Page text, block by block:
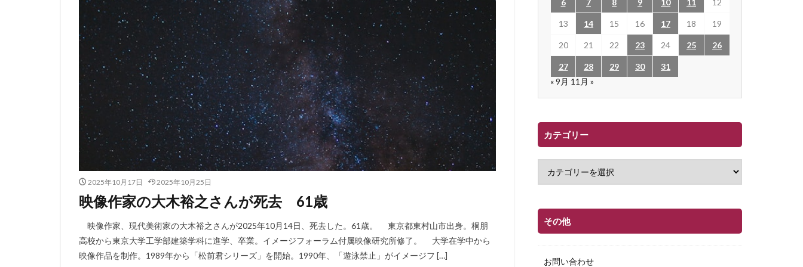
2025年10月17日 2025年10月25日
映像作家の大木裕之さんが死去 61歳
映像作家、現代美術家の大木裕之さんが2025年10月14日、死去した。61歳。 東京都東村山市出身。桐朋
高校から東京大学工学部建築学科に進学、卒業。イメージフォーラム付属映像研究所修了。 大学在学中から
映像作品を制作。1989年から「松前君シリーズ」を開始。1990年、「遊泳禁止」がイメージフ […]
6 7 8 9 10 11 12
13 14 15 16 17 18 19
20 21 22 23 24 25 26
27 28 29 30
31
« 9月 11月 »
カテゴリー
その他
お問い合わせ